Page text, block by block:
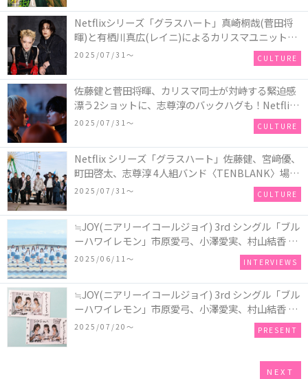
Netflixシリーズ「グラスハート」真崎桐哉(菅田将
暉)と有栖川真広(レイニ)によるカリスマユニット
「OVER CHROME(オーヴァークローム)」の場面写
2025/07/31〜 CULTURE
佐藤健と菅田将暉、カリスマ同士が対峙する緊迫感
漂う2ショットに、志尊淳のバックハグも！Netflix
シリーズ「グラスハート」キャラクター特別映像＆
2025/07/31〜 CULTURE
Netflix シリーズ「グラスハート」佐藤健、宮﨑優、
町田啓太、志尊淳 4人組バンド〈TENBLANK〉場面
写真＆アルバムジャケ写風アートが解禁！
2025/07/31〜 CULTURE
≒JOY(ニアリーイコールジョイ) 3rd シングル「ブル
ーハワイレモン」市原愛弓、小澤愛実、村山結香 イ
ンタビュー
2025/06/11〜 INTERVIEWS
≒JOY(ニアリーイコールジョイ) 3rd シングル「ブル
ーハワイレモン」市原愛弓、小澤愛実、村山結香 イ
ンタビュー記念“直筆サイン入りチェキ”／2名様
2025/07/20〜 PRESENT
NEXT